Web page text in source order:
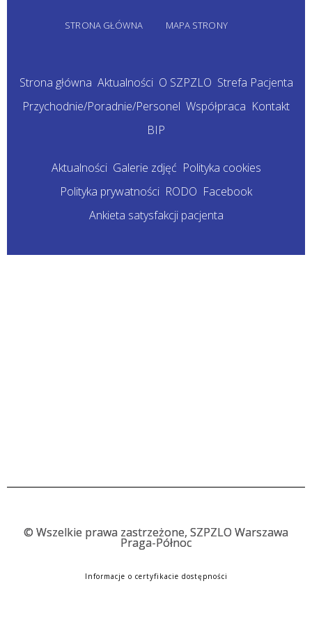
STRONA GŁÓWNA MAPA STRONY
Strona główna Aktualności O SZPZLO Strefa Pacjenta
Przychodnie/Poradnie/Personel Współpraca Kontakt
BIP
Aktualności Galerie zdjęć Polityka cookies
Polityka prywatności RODO Facebook
Ankieta satysfakcji pacjenta
© Wszelkie prawa zastrzeżone, SZPZLO Warszawa
Praga-Północ
Informacje o certyfikacie dostępności